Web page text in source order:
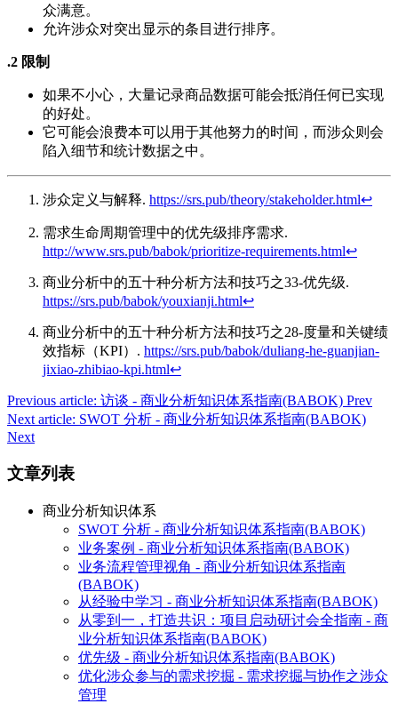
众满意。
允许涉众对突出显示的条目进行排序。
.2 限制
如果不小心，大量记录商品数据可能会抵消任何已实现
的好处。
它可能会浪费本可以用于其他努力的时间，而涉众则会
陷入细节和统计数据之中。
涉众定义与解释. https://srs.pub/theory/stakeholder.html↩︎
需求生命周期管理中的优先级排序需求.
http://www.srs.pub/babok/prioritize-requirements.html↩︎
商业分析中的五十种分析方法和技巧之33-优先级.
https://srs.pub/babok/youxianji.html↩︎
商业分析中的五十种分析方法和技巧之28-度量和关键绩
效指标（KPI）. https://srs.pub/babok/duliang-he-guanjian-
jixiao-zhibiao-kpi.html↩︎
Previous article: 访谈 - 商业分析知识体系指南(BABOK) Prev
Next article: SWOT 分析 - 商业分析知识体系指南(BABOK)
Next
文章列表
商业分析知识体系
SWOT 分析 - 商业分析知识体系指南(BABOK)
业务案例 - 商业分析知识体系指南(BABOK)
业务流程管理视角 - 商业分析知识体系指南
(BABOK)
从经验中学习 - 商业分析知识体系指南(BABOK)
从零到一，打造共识：项目启动研讨会全指南 - 商
业分析知识体系指南(BABOK)
优先级 - 商业分析知识体系指南(BABOK)
优化涉众参与的需求挖掘 - 需求挖掘与协作之涉众
管理